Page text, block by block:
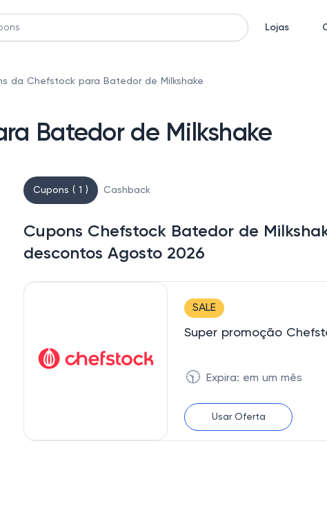
Lojas
da Chefstock para Batedor de Milkshake
Batedor de Milkshake
Cupons ( 1 ) Cashback
Cupons Chefstock Batedor de
descontos Agosto 2026
SALE
Super promoção
🕥 Expira: em um mês
Usar Oferta